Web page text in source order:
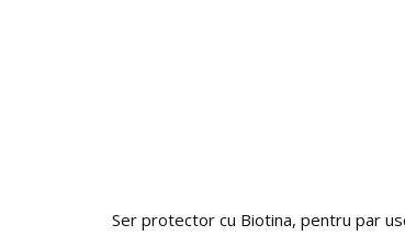
Ser protector cu Biotina, pentru par